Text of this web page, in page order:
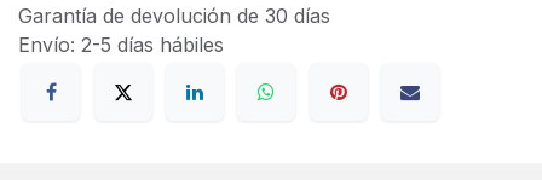
Garantía de devolución de 30 días
Envío: 2-5 días hábiles